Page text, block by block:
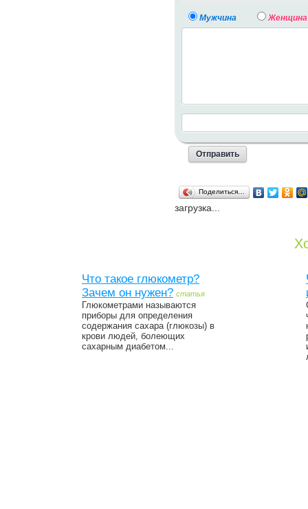
Мужчина Женщина
Поделиться…
загрузка...
Что такое глюкометр?
Зачем он нужен? статья
Глюкометрами называются
приборы для определения
содержания сахара (глюкозы) в
крови людей, болеющих
сахарным диабетом...